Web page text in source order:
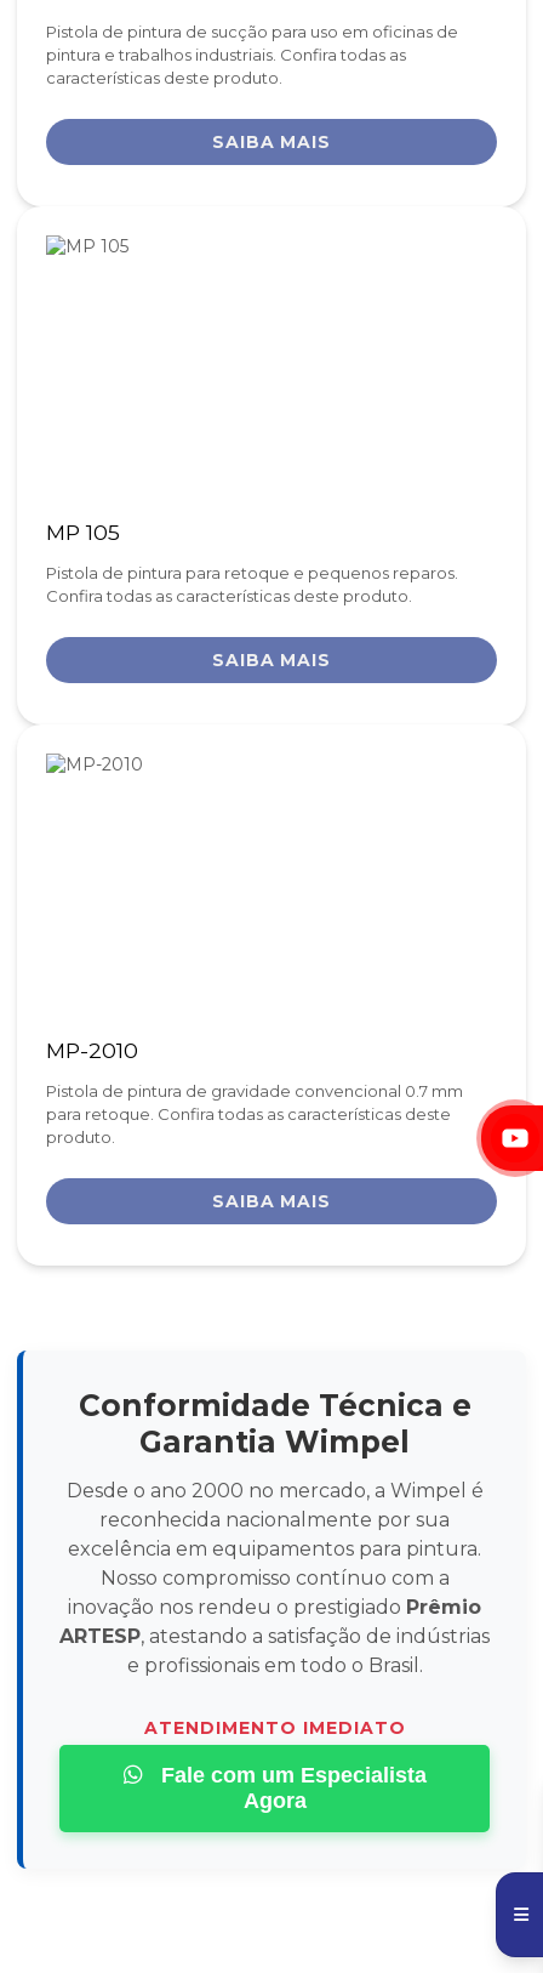
Pistola de pintura de sucção para uso em oficinas de
pintura e trabalhos industriais. Confira todas as
características deste produto.
SAIBA MAIS
MP 105
Pistola de pintura para retoque e pequenos reparos.
Confira todas as características deste produto.
SAIBA MAIS
MP-2010
Pistola de pintura de gravidade convencional 0.7 mm
para retoque. Confira todas as características deste
produto.
SAIBA MAIS
Conformidade Técnica e
Garantia Wimpel
Desde o ano 2000 no mercado, a Wimpel é
reconhecida nacionalmente por sua
excelência em equipamentos para pintura.
Nosso compromisso contínuo com a
inovação nos rendeu o prestigiado Prêmio
ARTESP, atestando a satisfação de indústrias
e profissionais em todo o Brasil.
ATENDIMENTO IMEDIATO
Fale com um Especialista
Agora